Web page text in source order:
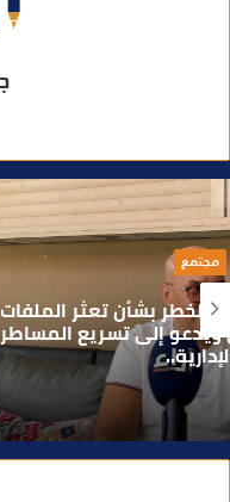
الأمين الجهوي
والمعاصرة”